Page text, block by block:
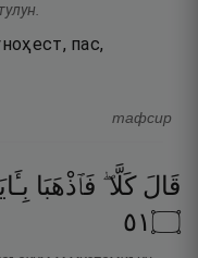
пас,
тафсир
قَالَ كَلَّا ۖ فَٱذْهَبَا
۝١٥